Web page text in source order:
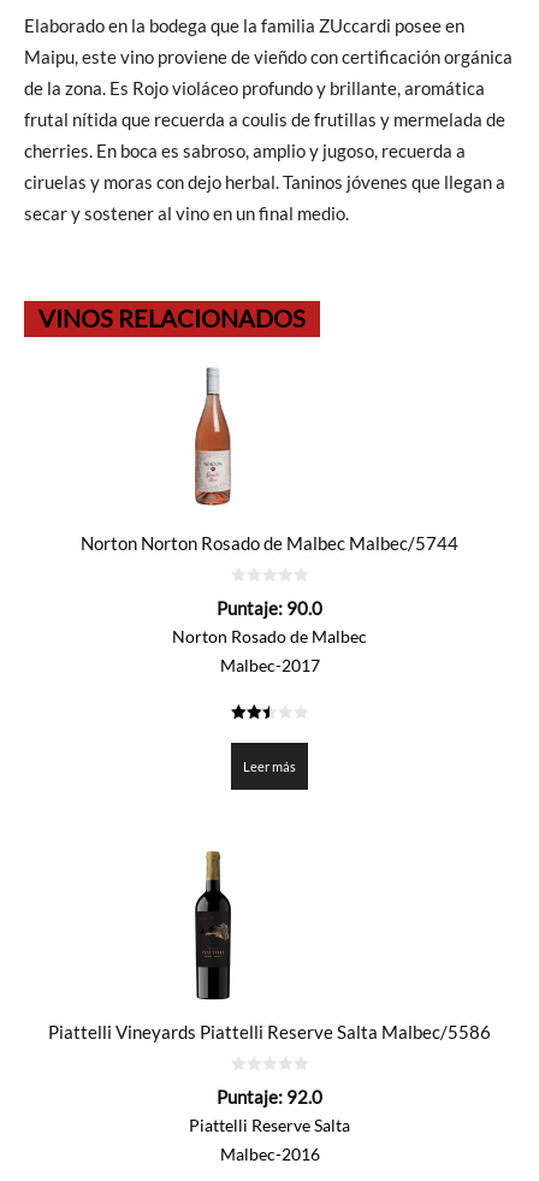
Elaborado en la bodega que la familia ZUccardi posee en
Maipu, este vino proviene de vieñdo con certificación orgánica
de la zona. Es Rojo violáceo profundo y brillante, aromática
frutal nítida que recuerda a coulis de frutillas y mermelada de
cherries. En boca es sabroso, amplio y jugoso, recuerda a
ciruelas y moras con dejo herbal. Taninos jóvenes que llegan a
secar y sostener al vino en un final medio.
VINOS RELACIONADOS
Norton Norton Rosado de Malbec Malbec/5744
de
Puntaje: 90.0
Norton Rosado de Malbec
Malbec-2017
Leer más
Piattelli Vineyards Piattelli Reserve Salta Malbec/5586
de
Puntaje: 92.0
Piattelli Reserve Salta
Malbec-2016